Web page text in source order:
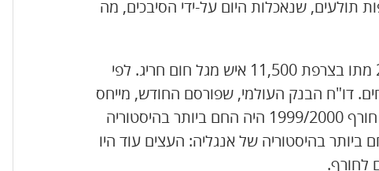
תולעים, שנאכלות היום על-ידי הסיבכים, מה
משבר האקלים פוגע כמובן גם בבני-האדם. בקיץ 2003 מתו בצרפת 11,500 איש מגל חום חריג. לפי
דו"ח הבנק העולמי, שפורסם החודש, מייחס
להשלכות משבר האקלים 150 אלף מקרי מוות בשנה. חורף 1999/2000 היה החם ביותר בהיסטוריה
בהיסטוריה של אנגליה: העצים עוד היו
לחורף.